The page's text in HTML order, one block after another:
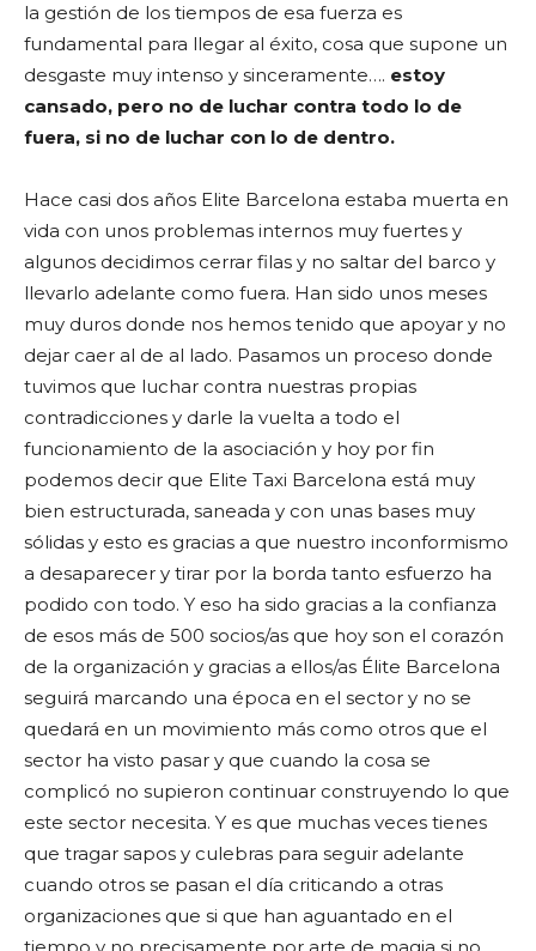
la gestión de los tiempos de esa fuerza es
fundamental para llegar al éxito, cosa que supone un
desgaste muy intenso y sinceramente…. estoy
cansado, pero no de luchar contra todo lo de
fuera, si no de luchar con lo de dentro.
Hace casi dos años Elite Barcelona estaba muerta en
vida con unos problemas internos muy fuertes y
algunos decidimos cerrar filas y no saltar del barco y
llevarlo adelante como fuera. Han sido unos meses
muy duros donde nos hemos tenido que apoyar y no
dejar caer al de al lado. Pasamos un proceso donde
tuvimos que luchar contra nuestras propias
contradicciones y darle la vuelta a todo el
funcionamiento de la asociación y hoy por fin
podemos decir que Elite Taxi Barcelona está muy
bien estructurada, saneada y con unas bases muy
sólidas y esto es gracias a que nuestro inconformismo
a desaparecer y tirar por la borda tanto esfuerzo ha
podido con todo. Y eso ha sido gracias a la confianza
de esos más de 500 socios/as que hoy son el corazón
de la organización y gracias a ellos/as Élite Barcelona
seguirá marcando una época en el sector y no se
quedará en un movimiento más como otros que el
sector ha visto pasar y que cuando la cosa se
complicó no supieron continuar construyendo lo que
este sector necesita. Y es que muchas veces tienes
que tragar sapos y culebras para seguir adelante
cuando otros se pasan el día criticando a otras
organizaciones que si que han aguantado en el